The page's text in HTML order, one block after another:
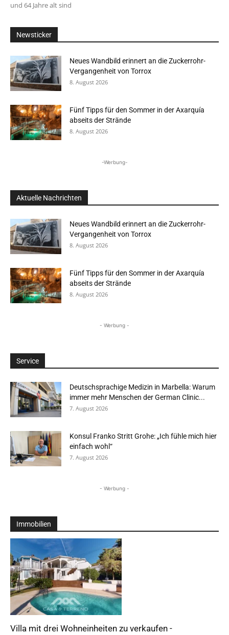
und 64 Jahre alt sind
Newsticker
Neues Wandbild erinnert an die Zuckerrohr-
Vergangenheit von Torrox
8. August 2026
Fünf Tipps für den Sommer in der Axarquía
abseits der Strände
8. August 2026
-Werbung-
Aktuelle Nachrichten
Neues Wandbild erinnert an die Zuckerrohr-
Vergangenheit von Torrox
8. August 2026
Fünf Tipps für den Sommer in der Axarquía
abseits der Strände
8. August 2026
- Werbung -
Service
Deutschsprachige Medizin in Marbella: Warum
immer mehr Menschen der German Clinic...
7. August 2026
Konsul Franko Stritt Grohe: „Ich fühle mich hier
einfach wohl“
7. August 2026
- Werbung -
Immobilien
Villa mit drei Wohneinheiten zu verkaufen -